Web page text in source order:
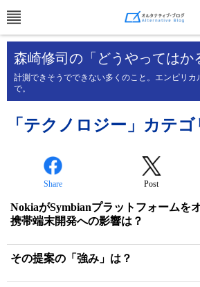
森崎修司の「どうやってはか
計測できそうでできない多くのこと。エンピリカ
で。
「テクノロジー」カテ
Share Post
NokiaがSymbianプラットフォームを
携帯端末開発への影響は？
その提案の「強み」は？